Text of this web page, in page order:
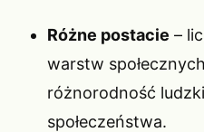
Różne postacie –
warstw
różnorodność
społeczeństwa.